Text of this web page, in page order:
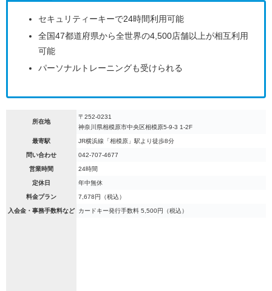
セキュリティーキーで24時間利用可能
全国47都道府県から全世界の4,500店舗以上が相互利用
可能
パーソナルトレーニングも受けられる
所在地
〒252-0231
神奈川県相模原市中央区相模原5-9-3 1-2F
最寄駅 JR横浜線「相模原」駅より徒歩8分
問い合わせ 042-707-4677
営業時間 24時間
定休日 年中無休
料金プラン 7,678円（税込）
入会金・事務手数料など カードキー発行手数料 5,500円（税込）